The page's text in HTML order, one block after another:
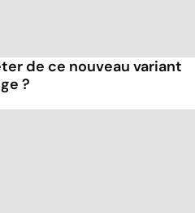
de ce nouveau variant
?